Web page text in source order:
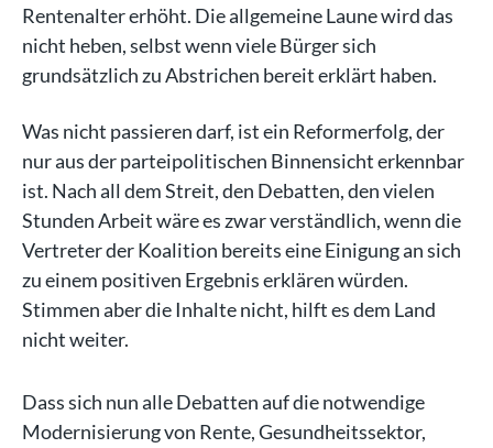
Rentenalter erhöht. Die allgemeine Laune wird das
nicht heben, selbst wenn viele Bürger sich
grundsätzlich zu Abstrichen bereit erklärt haben.
Was nicht passieren darf, ist ein Reformerfolg, der
nur aus der parteipolitischen Binnensicht erkennbar
ist. Nach all dem Streit, den Debatten, den vielen
Stunden Arbeit wäre es zwar verständlich, wenn die
Vertreter der Koalition bereits eine Einigung an sich
zu einem positiven Ergebnis erklären würden.
Stimmen aber die Inhalte nicht, hilft es dem Land
nicht weiter.
Dass sich nun alle Debatten auf die notwendige
Modernisierung von Rente, Gesundheitssektor,